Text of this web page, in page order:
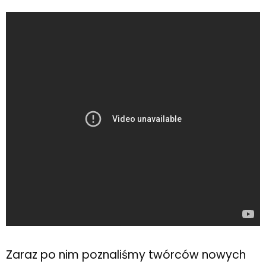
Zaraz po nim poznaliśmy twórców nowych